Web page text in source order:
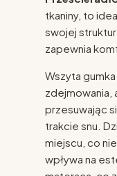
tkaniny, to
swojej
zapewnia
Wszyta
zdejmowania,
przesuwając
trakcie snu.
miejscu, co
wpływa na